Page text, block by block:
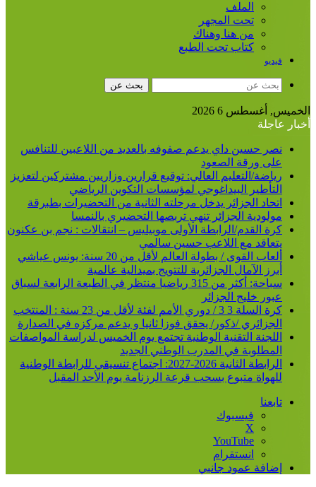
الملف
تحت المجهر
من هنا وهناك
كتاب تحت الطبع
فيديو
بحث عن
الخميس, أغسطس 6 2026
أخبار عاجلة
نصر حسين داي يدعم صفوفه بالعديد من اللاعبين للتنافس
على ورقة الصعود
رياضة/التعليم العالي: توقيع قرارين وزاريين مشتركين لتعزيز
التأطير البيداغوجي لمؤسسات التكوين الرياضي
اتحاد الجزائر يدخل مرحلته الثانية من التحضيرات بطبرقة
مولودية الجزائر تنهي تربصها التحضيري بالنمسا
كرة القدم/الرابطة الأولى موبيليس – انتقالات : نجم بن عكنون
يتعاقد مع اللاعب حسين سالمي
ألعاب القوى / بطولة العالم لأقل من 20 سنة: يونس عياشي
أبرز الآمال الجزائرية للتتويج بميدالية عالمية
سباحة: أكثر من 315 رياضيا منتظر في الطبعة الرابعة لسباق
عبور خليج الجزائر
كرة السلة 3 3 / دوري الأمم لفئة لأقل من 23 سنة : المنتخب
الجزائري /ذكور/ يحقق فوزا ثانيا و يدعم مركزه في الصدارة
اللجنة التقنية الوطنية تجتمع يوم الخميس لدراسة المواصفات
المطلوبة في المدرب الوطني الجديد
الرابطة الثانية 2026-2027: اجتماع تنسيقي للرابطة الوطنية
للهواة متبوع بسحب قرعة الرزنامة يوم الأحد المقبل
تابعنا
فيسبوك
‫X
‫YouTube
انستقرام
إضافة عمود جانبي